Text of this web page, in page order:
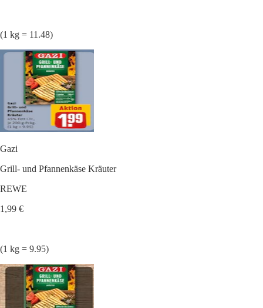
(1 kg = 11.48)
Gazi
Grill- und Pfannenkäse Kräuter
REWE
1,99 €
(1 kg = 9.95)